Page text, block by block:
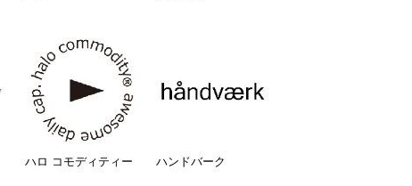
ハロ コモディティー ハンドバーク